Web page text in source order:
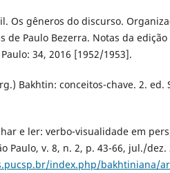
Os gêneros do discurso.
de Paulo Bezerra. Notas da
34, 2016 [1952/1953].
Bakhtin: conceitos-chave. 2. ed.
e ler: verbo-visualidade em
Paulo, v. 8, n. 2, p. 43-66, jul./
index.php/bakhtiniana/